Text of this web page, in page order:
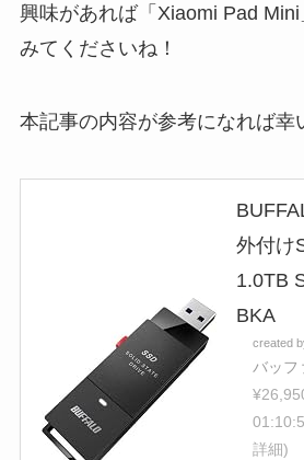
興味があれば「Xiaomi Pad
みてくださいね！
本記事の内容が参考になれば幸
外付け
1.0TB
BKA
created
バッフ
詳細)